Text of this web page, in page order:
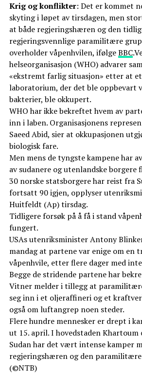
Krig og konflikter: Det er kommet
skyting i løpet av tirsdagen, men
at både regjeringshæren og den
regjeringsvennlige paramilitære
overholder våpenhvilen, ifølgeBBC
helseorganisasjon (WHO) advarer
«ekstremt farlig situasjon» etter at et
laboratorium, der det ble oppbevart
bakterier, ble okkupert.
WHO har ikke bekreftet hvem av
inn i laben. Organisasjonens
Saeed Abid, sier at okkupasjonen
biologisk fare.
Men mens de tyngste kampene har
av sudanere og utenlandske
30 norske statsborgere har reist fra
fortsatt 90 igjen, opplyser
Huitfeldt (Ap) tirsdag.
Tidligere forsøk på å få i stand
fungert.
USAs utenriksminister Antony
mandag at partene var enige om en
våpenhvile, etter flere dager med
Begge de stridende partene har
Vitner melder i tillegg at
seg inn i et oljeraffineri og et
også om luftangrep noen steder.
Flere hundre mennesker er drept i
ut 15. april. I hovedstaden Khartoum
Sudan har det vært intense kamper
regjeringshæren og den paramilitære
(©NTB)